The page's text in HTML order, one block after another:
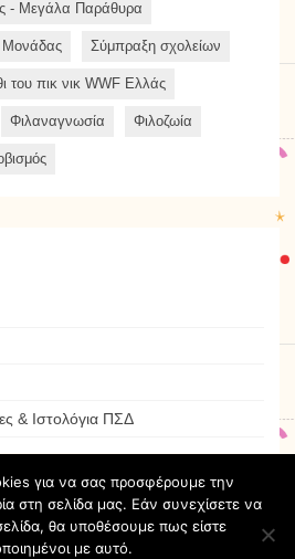
- Μεγάλα Παράθυρα
Μονάδας Σύμπραξη σχολείων
του πικ νικ WWF Ελλάς
Φιλαναγνωσία Φιλοζωία
& Ιστολόγια ΠΣΔ
για να σας προσφέρουμε την
στη σελίδα μας. Εάν συνεχίσετε να
θα υποθέσουμε πως είστε
με αυτό.